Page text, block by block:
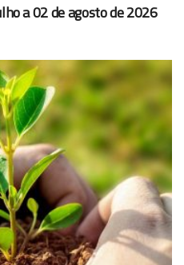
a 02 de agosto de 2026